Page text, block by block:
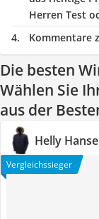
Herren Test
Kommentare
Die besten
Wählen Sie
aus der
Helly
Vergleichssieger